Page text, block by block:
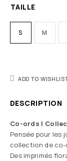
TAILLE
S M
ADD TO
DESCRIPTION
Co-ords |
Pensée pour les
collection de
Des imprimés